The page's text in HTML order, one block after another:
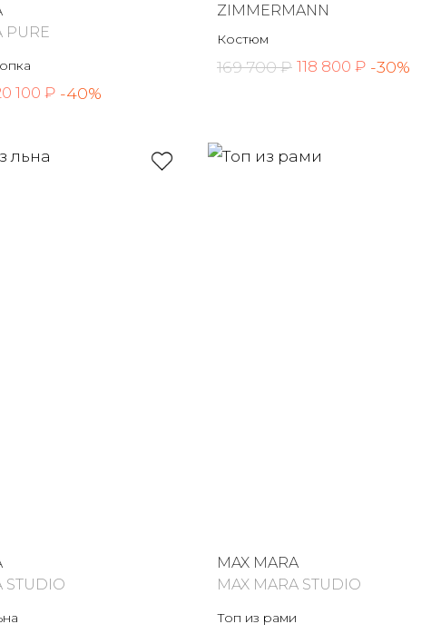
PURE
100 ₽ -40%
ZIMMERMANN
Костюм
169 700 ₽ 118 800 ₽ -30%
STUDIO
MAX MARA
MAX MARA STUDIO
Топ из рами